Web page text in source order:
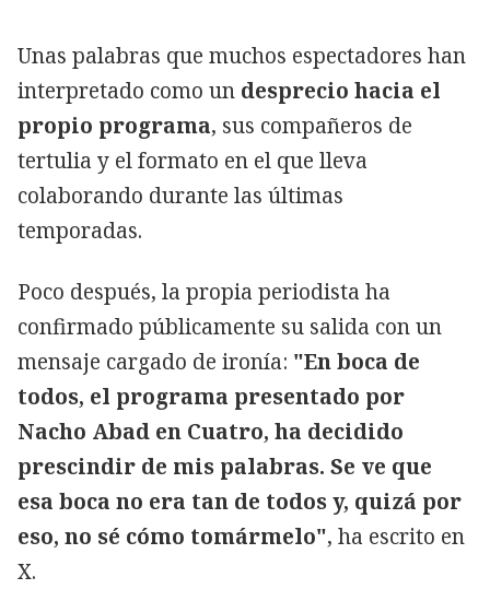
Unas palabras que muchos espectadores han
interpretado como un desprecio hacia el
propio programa, sus compañeros de
tertulia y el formato en el que lleva
colaborando durante las últimas
temporadas.
Poco después, la propia periodista ha
confirmado públicamente su salida con un
mensaje cargado de ironía: "En boca de
todos, el programa presentado por
Nacho Abad en Cuatro, ha decidido
prescindir de mis palabras. Se ve que
esa boca no era tan de todos y, quizá por
eso, no sé cómo tomármelo", ha escrito en
X.